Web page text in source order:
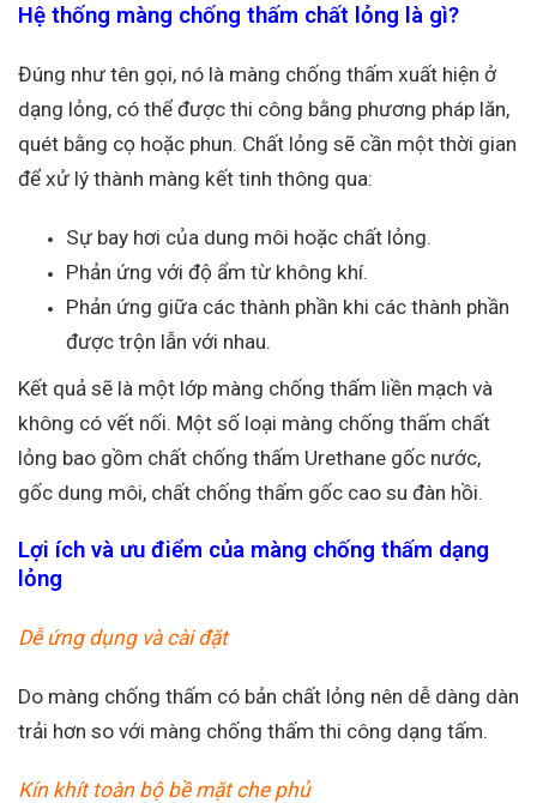
Hệ thống màng chống thấm chất lỏng là gì?
Đúng như tên gọi, nó là màng chống thấm xuất hiện ở
dạng lỏng, có thể được thi công bằng phương pháp lăn,
quét bằng cọ hoặc phun. Chất lỏng sẽ cần một thời gian
để xử lý thành màng kết tinh thông qua:
Sự bay hơi của dung môi hoặc chất lỏng.
Phản ứng với độ ẩm từ không khí.
Phản ứng giữa các thành phần khi các thành phần
được trộn lẫn với nhau.
Kết quả sẽ là một lớp màng chống thấm liền mạch và
không có vết nối. Một số loại màng chống thấm chất
lỏng bao gồm chất chống thấm Urethane gốc nước,
gốc dung môi, chất chống thấm gốc cao su đàn hồi.
Lợi ích và ưu điểm của màng chống thấm dạng
lỏng
Dễ ứng dụng và cài đặt
Do màng chống thấm có bản chất lỏng nên dễ dàng dàn
trải hơn so với màng chống thấm thi công dạng tấm.
Kín khít toàn bộ bề mặt che phủ